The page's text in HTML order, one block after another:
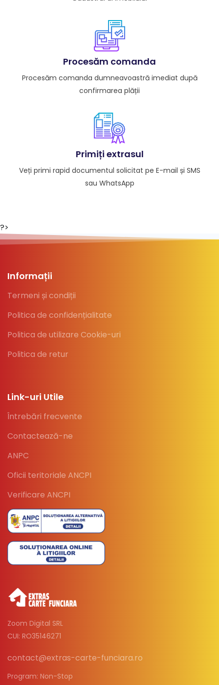
Procesăm comanda
Procesăm comanda dumneavoastră imediat după
confirmarea plății
Primiți extrasul
Veți primi rapid documentul solicitat pe E-mail și SMS
sau WhatsApp
?>
Informații
Termeni și condiții
Politica de confidențialitate
Politica de utilizare Cookie-uri
Politica de retur
Link-uri Utile
Întrebări frecvente
Contactează-ne
ANPC
Oficii teritoriale ANCPI
Verificare ANCPI
Zoom Digital SRL
CUI: RO35146271
contact@extras-carte-funciara.ro
Program: Non-Stop